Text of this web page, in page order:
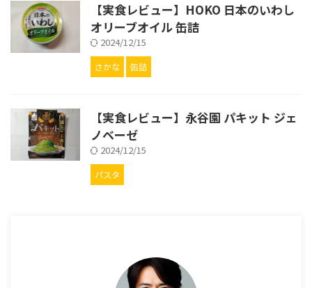
【実食レビュー】HOKO 日本のいわし
オリーブオイル 缶詰
2024/12/15
さかな 缶詰
【実食レビュー】永谷園 パキット ジェ
ノベーゼ
2024/12/15
パスタ